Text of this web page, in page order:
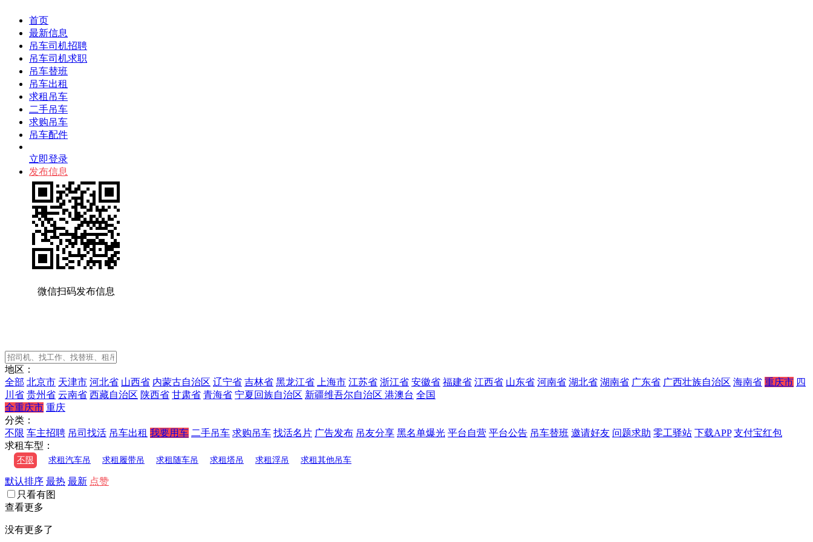
首页
最新信息
吊车司机招聘
吊车司机求职
吊车替班
吊车出租
求租吊车
二手吊车
求购吊车
吊车配件
立即登录
发布信息
微信扫码发布信息
地区：
全部 北京市 天津市 河北省 山西省 内蒙古自治区 辽宁省 吉林省 黑龙江省 上海市 江苏省 浙江省 安徽省 福建省 江西省 山东省 河南省 湖北省 湖南省 广东省 广西壮族自治区 海南省 重庆市 四
川省 贵州省 云南省 西藏自治区 陕西省 甘肃省 青海省 宁夏回族自治区 新疆维吾尔自治区 港澳台 全国
全重庆市 重庆
分类：
不限 车主招聘 吊司找活 吊车出租 我要用车 二手吊车 求购吊车 找活名片 广告发布 吊友分享 黑名单爆光 平台自营 平台公告 吊车替班 邀请好友 问题求助 零工驿站 下载APP 支付宝红包
求租车型：
不限 求租汽车吊 求租履带吊 求租随车吊 求租塔吊 求租浮吊 求租其他吊车
默认排序 最热 最新 点赞
只看有图
查看更多
没有更多了